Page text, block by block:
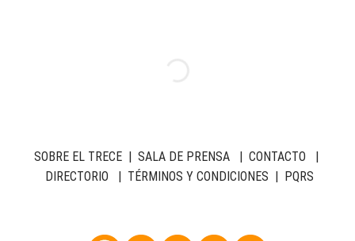
SOBRE EL TRECE| SALA DE PRENSA| CONTACTO |
DIRECTORIO | TÉRMINOS Y CONDICIONES | PQRS